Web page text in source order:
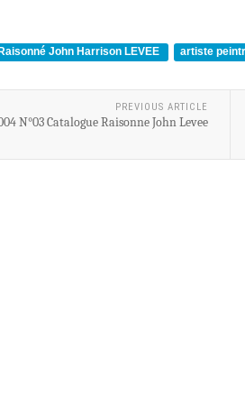
John Harrison LEVEE artiste
PREVIOUS ARTICLE
N°03 Catalogue Raisonne John Levee